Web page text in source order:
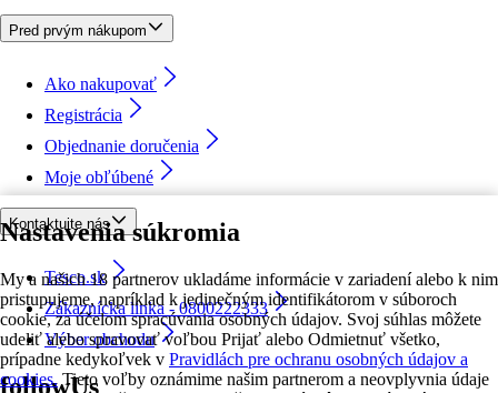
Nastavenia súkromia
My a našich 18 partnerov ukladáme informácie v zariadení alebo k nim
pristupujeme, napríklad k jedinečným identifikátorom v súboroch
cookie, za účelom spracúvania osobných údajov. Svoj súhlas môžete
udeliť alebo spravovať voľbou Prijať alebo Odmietnuť všetko,
prípadne kedykoľvek v Pravidlách pre ochranu osobných údajov a
cookies. Tieto voľby oznámime našim partnerom a neovplyvnia údaje
Pred prvým nákupom
Ako nakupovať
Registrácia
Objednanie doručenia
Moje obľúbené
Kontaktujte nás
Tesco.sk
Zákaznícka linka - 0800222333
Výber obchodu
followUs